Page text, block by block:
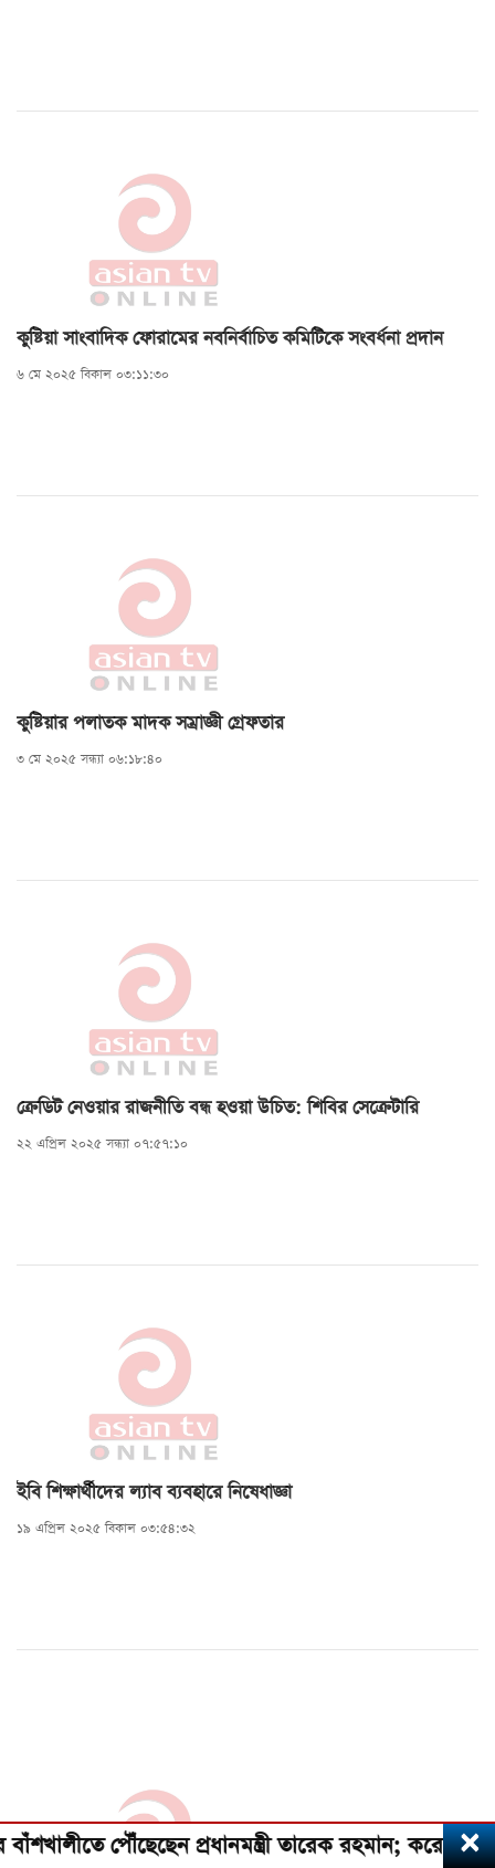
কুষ্টিয়া সাংবাদিক ফোরামের নবনির্বাচিত কমিটিকে সংবর্ধনা প্রদান
৬ মে ২০২৫ বিকাল ০৩:১১:৩০
কুষ্টিয়ার পলাতক মাদক সম্রাজ্ঞী গ্রেফতার
৩ মে ২০২৫ সন্ধ্যা ০৬:১৮:৪০
ক্রেডিট নেওয়ার রাজনীতি বন্ধ হওয়া উচিত: শিবির সেক্রেটারি
২২ এপ্রিল ২০২৫ সন্ধ্যা ০৭:৫৭:১০
ইবি শিক্ষার্থীদের ল্যাব ব্যবহারে নিষেধাজ্ঞা
১৯ এপ্রিল ২০২৫ বিকাল ০৩:৫৪:৩২
পৌঁছেছেন প্রধানমন্ত্রী তারেক রহমান; করেছেন ×